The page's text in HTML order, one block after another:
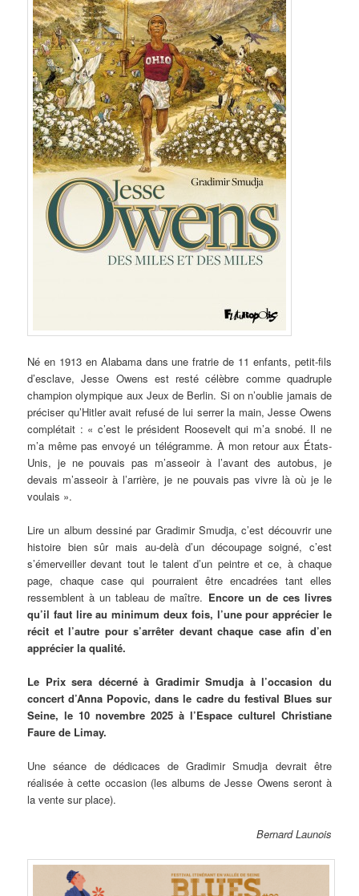
Né en 1913 en Alabama dans une fratrie de 11 enfants, petit-fils
d’esclave, Jesse Owens est resté célèbre comme quadruple
champion olympique aux Jeux de Berlin. Si on n’oublie jamais de
préciser qu’Hitler avait refusé de lui serrer la main, Jesse Owens
complétait : « c’est le président Roosevelt qui m’a snobé. Il ne
m’a même pas envoyé un télégramme. À mon retour aux États-
Unis, je ne pouvais pas m’asseoir à l’avant des autobus, je
devais m’asseoir à l’arrière, je ne pouvais pas vivre là où je le
voulais ».
Lire un album dessiné par Gradimir Smudja, c’est découvrir une
histoire bien sûr mais au-delà d’un découpage soigné, c’est
s’émerveiller devant tout le talent d’un peintre et ce, à chaque
page, chaque case qui pourraient être encadrées tant elles
ressemblent à un tableau de maître. Encore un de ces livres
qu’il faut lire au minimum deux fois, l’une pour apprécier le
récit et l’autre pour s’arrêter devant chaque case afin d’en
apprécier la qualité.
Le Prix sera décerné à Gradimir Smudja à l’occasion du
concert d’Anna Popovic, dans le cadre du festival Blues sur
Seine, le 10 novembre 2025 à l’Espace culturel Christiane
Faure de Limay.
Une séance de dédicaces de Gradimir Smudja devrait être
réalisée à cette occasion (les albums de Jesse Owens seront à
la vente sur place).
Bernard Launois